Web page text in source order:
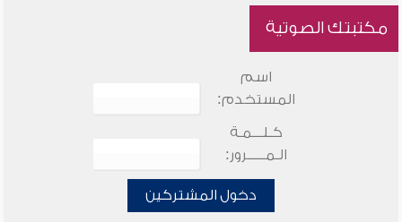
مكتبتك الصوتية
اسم
المستخدم:
كـلـــمـة
الـمـــــرور:
دخول المشتركين